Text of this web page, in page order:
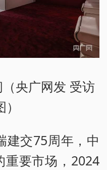
央广网发 受访
建交75周年，中
重要市场，2024